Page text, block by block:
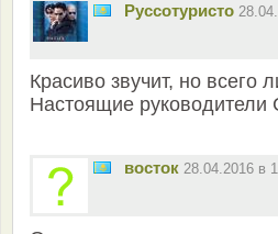
Руссотуристо
Красиво звучит, но всего
Настоящие руководители
восток 28.04.2016 в